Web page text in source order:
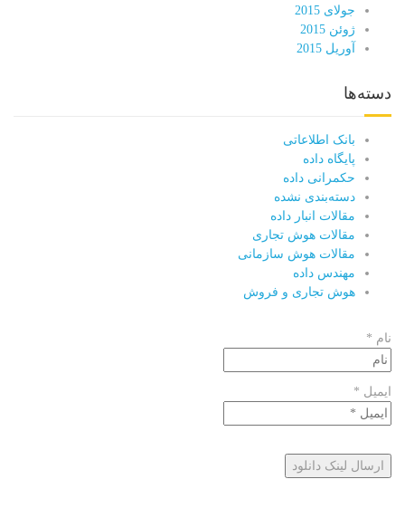
جولای 2015
ژوئن 2015
آوریل 2015
دسته‌ها
بانک اطلاعاتی
پایگاه داده
حکمرانی داده
دسته‌بندی نشده
مقالات انبار داده
مقالات هوش تجاری
مقالات هوش سازمانی
مهندس داده
هوش تجاری و فروش
نام *
ایمیل *